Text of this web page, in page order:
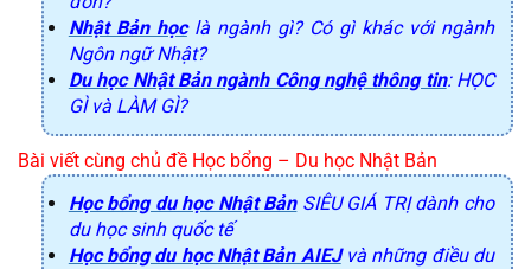
Nhật Bản họclà ngành gì? Có gì khác với ngành
Ngôn ngữ Nhật?
Du học Nhật Bản ngành Công nghệ thông tin: HỌC
GÌ và LÀM GÌ?
Bài viết cùng chủ đề Học bổng – Du học Nhật Bản
Học bổng du học Nhật BảnSIÊU GIÁ TRỊ dành cho
du học sinh quốc tế
Học bổng du học Nhật Bản AIEJvà những điều du